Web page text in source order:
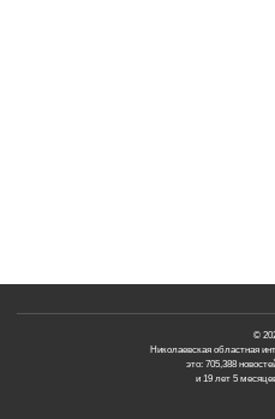
©
Николаевская областная
это: 705,388
и 19 лет 5